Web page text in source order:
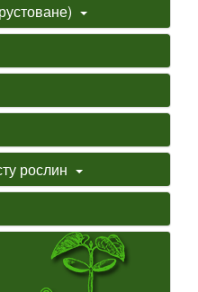
рослин